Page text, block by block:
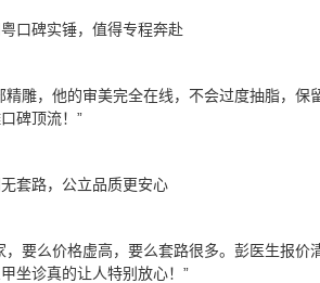
口碑实锤，值得专程奔赴
精雕，他的审美完全在线，不会过度抽脂，
碑顶流！”
套路，公立品质更安心
，要么价格虚高，要么套路很多。彭医生报
坐诊真的让人特别放心！”